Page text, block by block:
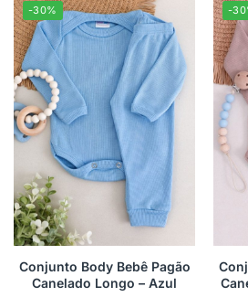
-30%
Conjunto Body Bebê Pagão
Canelado Longo – Azul
-